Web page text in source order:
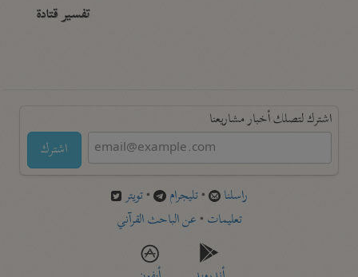
تفسير قتادة
اشترك لتصلك أخبار مشاريعنا
اشترك
راسلنا •تليجرام •تويتر
تعليمات •عن الباحث القرآني